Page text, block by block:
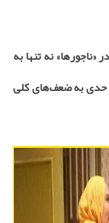
نه تنها به
حدی به ضعف‌های کلی